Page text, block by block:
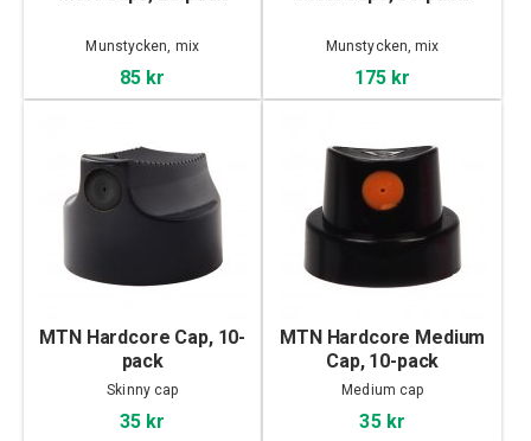
Munstycken, mix
85 kr
Munstycken, mix
175 kr
MTN Hardcore Cap, 10-
pack
Skinny cap
35 kr
MTN Hardcore Medium
Cap, 10-pack
Medium cap
35 kr